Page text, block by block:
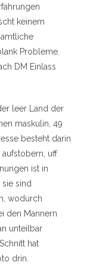
keinem
Probleme.
DM Einlass
leer Land der
maskulin, 49
besteht darin
uff
ist in
sind
wodurch
den Mannern
unteilbar
hat
drin.